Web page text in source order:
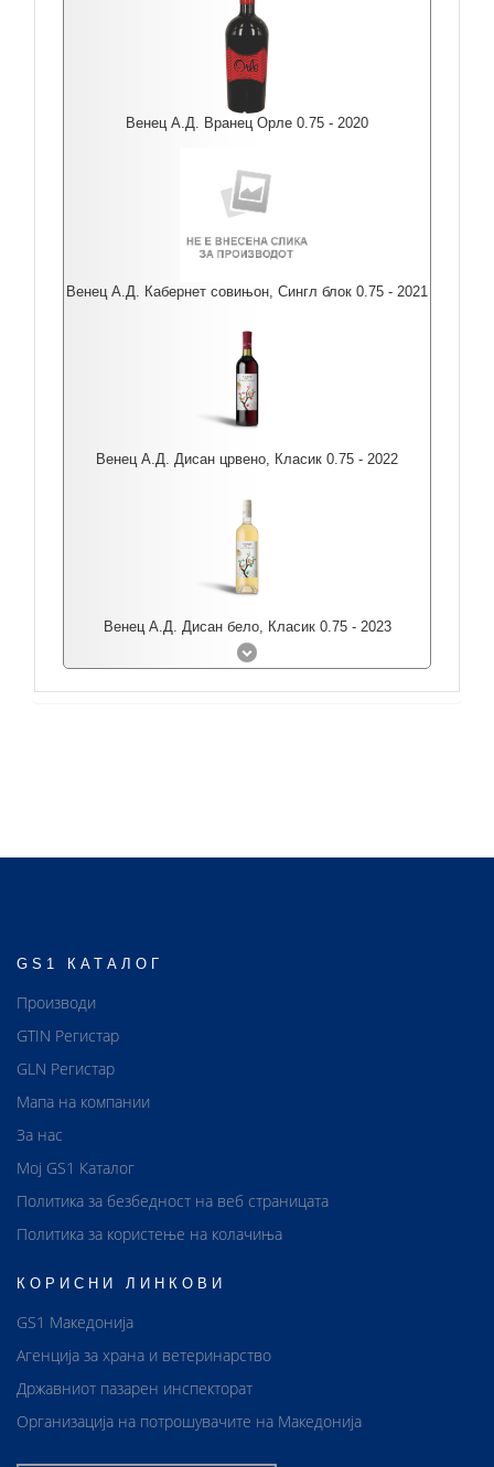
Венец А.Д. Вранец Орле 0.75 - 2020
Венец А.Д. Кабернет совињон, Сингл блок 0.75 - 2021
Венец А.Д. Дисан црвено, Класик 0.75 - 2022
Венец А.Д. Дисан бело, Класик 0.75 - 2023
GS1 КАТАЛОГ
Производи
GTIN Регистар
GLN Регистар
Мапа на компании
За нас
Мој GS1 Каталог
Политика за безбедност на веб страницата
Политика за користење на колачиња
КОРИСНИ ЛИНКОВИ
GS1 Македонија
Агенција за храна и ветеринарство
Државниот пазарен инспекторат
Организација на потрошувачите на Македонија